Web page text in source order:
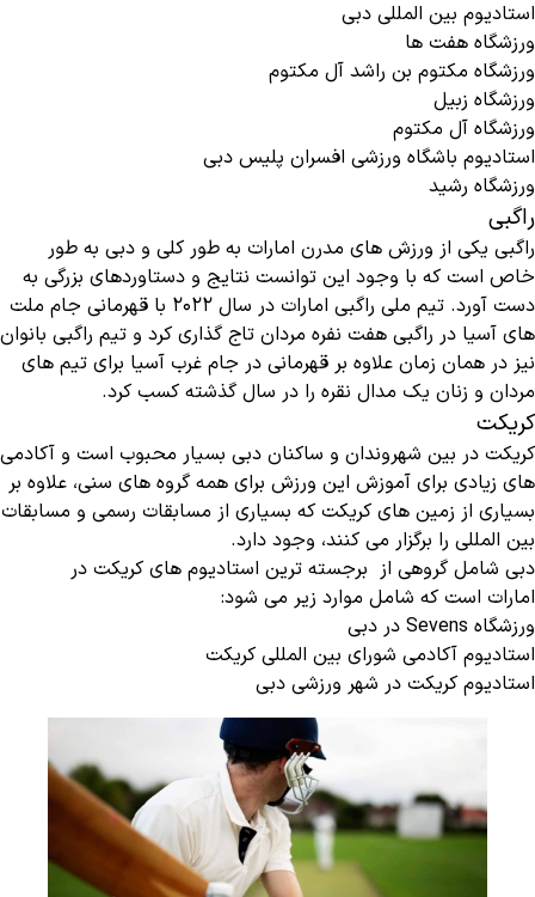
استادیوم بین المللی دبی
ورزشگاه هفت ها
ورزشگاه مکتوم بن راشد آل مکتوم
ورزشگاه زبیل
ورزشگاه آل مکتوم
استادیوم باشگاه ورزشی افسران پلیس دبی
ورزشگاه رشید
راگبی
راگبی یکی از ورزش های مدرن امارات به طور کلی و دبی به طور
خاص است که با وجود این توانست نتایج و دستاوردهای بزرگی به
دست آورد. تیم ملی راگبی امارات در سال 2022 با قهرمانی جام ملت
های آسیا در راگبی هفت نفره مردان تاج گذاری کرد و تیم راگبی بانوان
نیز در همان زمان علاوه بر قهرمانی در جام غرب آسیا برای تیم های
مردان و زنان یک مدال نقره را در سال گذشته کسب کرد.
کریکت
کریکت در بین شهروندان و ساکنان دبی بسیار محبوب است و آکادمی
های زیادی برای آموزش این ورزش برای همه گروه های سنی، علاوه بر
بسیاری از زمین های کریکت که بسیاری از مسابقات رسمی و مسابقات
بین المللی را برگزار می کنند، وجود دارد.
دبی شامل گروهی از برجسته ترین استادیوم های کریکت در
امارات است که شامل موارد زیر می شود:
ورزشگاه Sevens در دبی
استادیوم آکادمی شورای بین المللی کریکت
استادیوم کریکت در شهر ورزشی دبی